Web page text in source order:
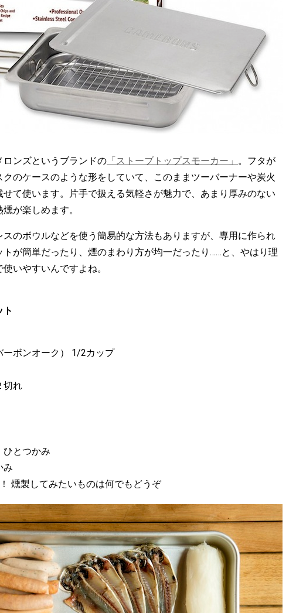
ンズというブランドの 「ストーブトップスモーカー」 。フタが
のケースのような形をしていて、このままツーバーナーや炭火
せて使います。片手で扱える気軽さが魅力で、あまり厚みのない
が楽しめます。
のボウルなどを使う簡易的な方法もありますが、専用に作られ
トが簡単だったり、煙のまわり方が均一だったり……と、やはり理
いやすいんですよね。
ト
ーボンオーク） 1/2カップ
切れ
とつかみ
み
燻製してみたいものは何でもどうぞ